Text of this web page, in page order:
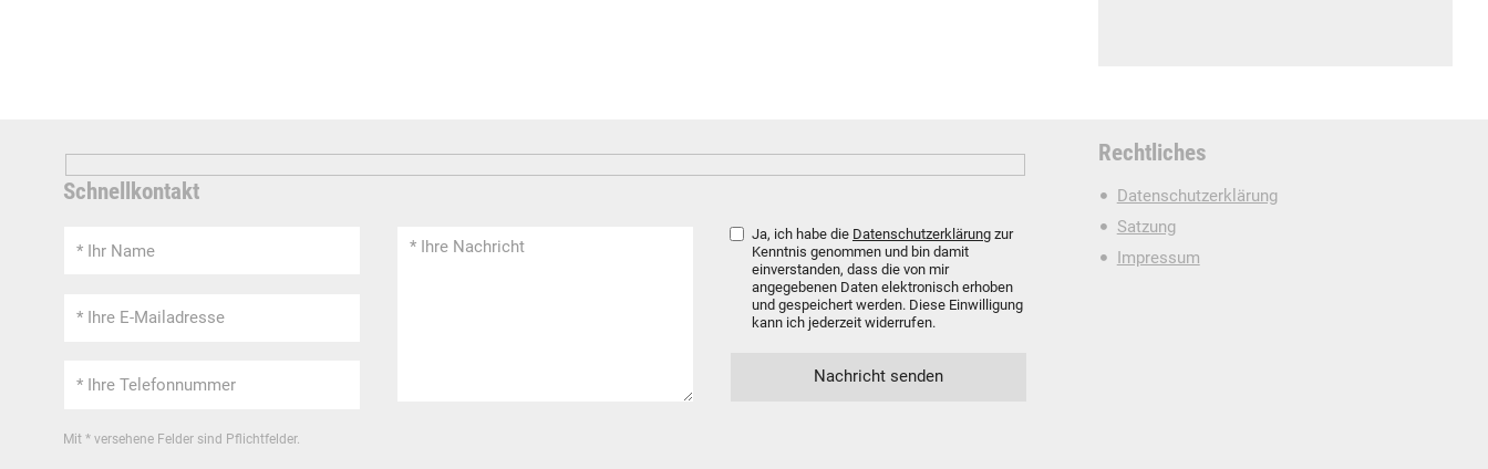
Schnellkontakt
Ja, ich habe die Datenschutzerklärungzur
Kenntnis genommen und bin damit
einverstanden, dass die von mir
angegebenen Daten elektronisch erhoben
und gespeichert werden. Diese Einwilligung
kann ich jederzeit widerrufen.
Mit * versehene Felder sind Pflichtfelder.
Rechtliches
Datenschutzerklärung
Satzung
Impressum